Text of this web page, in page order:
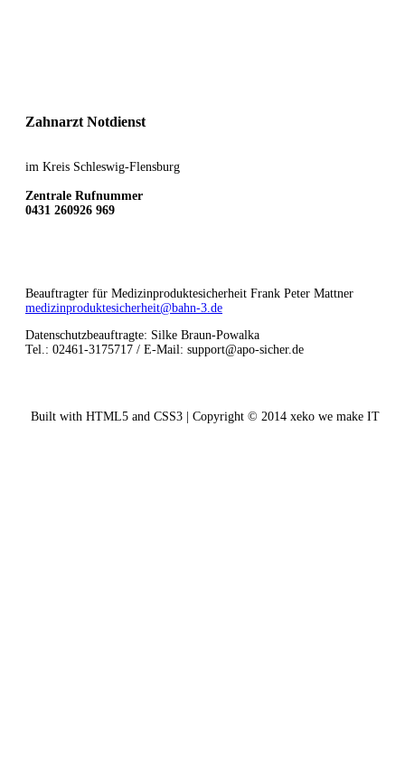
Zahnarzt Notdienst
im Kreis Schleswig-Flensburg
Zentrale Rufnummer
0431 260926 969
Beauftragter für Medizinproduktesicherheit Frank Peter Mattner
medizinproduktesicherheit@bahn-3.de
Datenschutzbeauftragte: Silke Braun-Powalka
Tel.: 02461-3175717 / E-Mail: support@apo-sicher.de
Built with HTML5 and CSS3 | Copyright © 2014 xeko we make IT